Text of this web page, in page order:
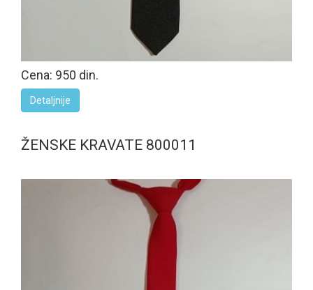
Cena: 950 din.
Detaljnije
ŽENSKE KRAVATE 800011